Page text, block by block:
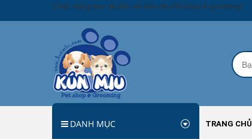
Chào mừng bạn đã đến với Kún Miu Pet shop & grooming!
DANH MỤC TRANG CHỦ